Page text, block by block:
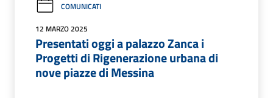
COMUNICATI
12 MARZO 2025
Presentati oggi a palazzo Zanca i
Progetti di Rigenerazione urbana di
nove piazze di Messina